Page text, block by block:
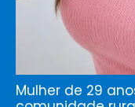
Mulher de 29